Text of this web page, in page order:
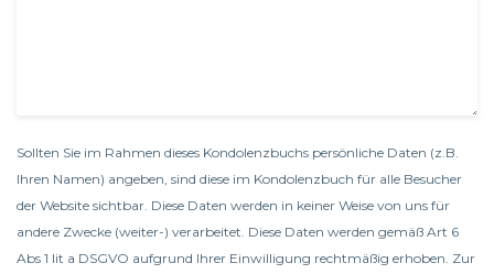
Sollten Sie im Rahmen dieses Kondolenzbuchs persönliche Daten (z.B.
Ihren Namen) angeben, sind diese im Kondolenzbuch für alle Besucher
der Website sichtbar. Diese Daten werden in keiner Weise von uns für
andere Zwecke (weiter-) verarbeitet. Diese Daten werden gemäß Art 6
Abs 1 lit a DSGVO aufgrund Ihrer Einwilligung rechtmäßig erhoben. Zur